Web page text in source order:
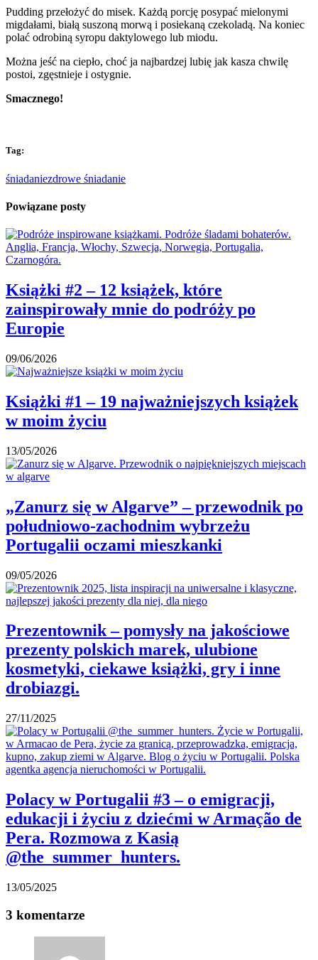
Pudding przełożyć do misek. Każdą porcję posypać mielonymi
migdałami, białą suszoną morwą i posiekaną czekoladą. Na koniec
polać odrobiną syropu daktylowego lub miodu.
Można jeść na ciepło, choć ja najbardzej lubię jak kasza chwilę
postoi, zgęstnieje i ostygnie.
Smacznego!
Tag:
śniadaniezdrowe śniadanie
Powiązane posty
Książki #2 – 12 książek, które
zainspirowały mnie do podróży po
Europie
09/06/2026
Książki #1 – 19 najważniejszych książek
w moim życiu
13/05/2026
„Zanurz się w Algarve” – przewodnik po
południowo-zachodnim wybrzeżu
Portugalii oczami mieszkanki
09/05/2026
Prezentownik – pomysły na jakościowe
prezenty polskich marek, ulubione
kosmetyki, ciekawe książki, gry i inne
drobiazgi.
27/11/2025
Polacy w Portugalii #3 – o emigracji,
edukacji i życiu z dziećmi w Armação de
Pera. Rozmowa z Kasią
@the_summer_hunters.
13/05/2025
3 komentarze